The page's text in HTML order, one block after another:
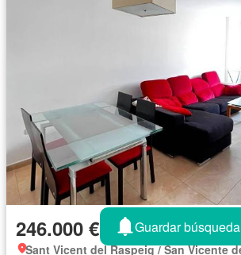
246.000 € Guardar búsqueda